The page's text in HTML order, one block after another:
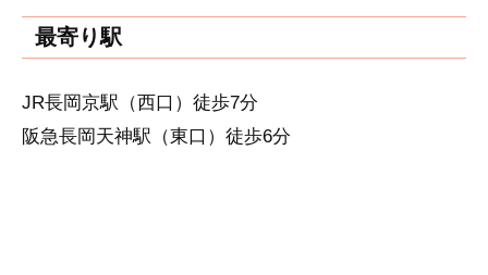
最寄り駅
JR長岡京駅（西口）徒歩7分
阪急長岡天神駅（東口）徒歩6分